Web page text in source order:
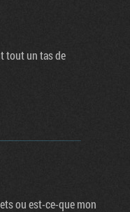
tout un tas de
ou est-ce-que mon